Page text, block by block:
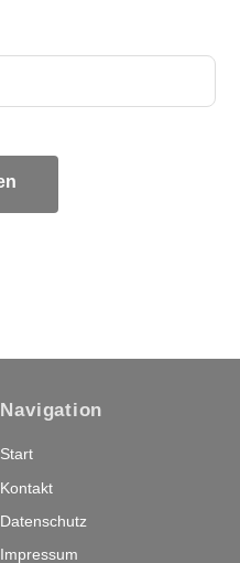
Navigation
Start
Kontakt
Datenschutz
Impressum